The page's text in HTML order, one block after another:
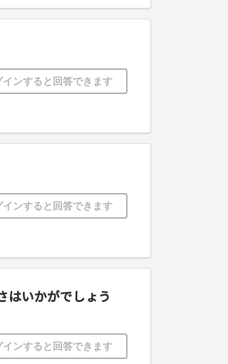
インすると回答できます
インすると回答できます
はいかがでしょう
インすると回答できます